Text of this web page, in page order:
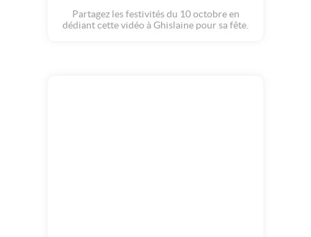
Partagez les festivités du 10 octobre en
dédiant cette vidéo à Ghislaine pour sa fête.